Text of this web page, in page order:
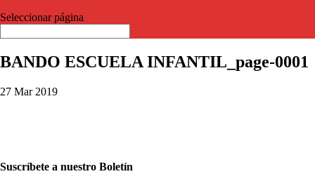
Seleccionar página
BANDO ESCUELA INFANTIL_page-0001
27 Mar 2019
Suscríbete a nuestro Boletín